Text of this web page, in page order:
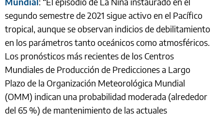
segundo semestre de 2021 sigue activo en el Pacífico
tropical, aunque se observan indicios de debilitamiento
en los parámetros tanto oceánicos como atmosféricos.
Los pronósticos más recientes de los Centros
Mundiales de Producción de Predicciones a Largo
Plazo de la Organización Meteorológica Mundial
(OMM) indican una probabilidad moderada (alrededor
del 65 %) de mantenimiento de las actuales